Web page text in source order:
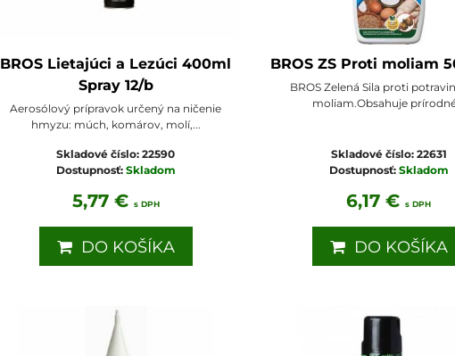
BROS Lietajúci a Lezúci 400ml
Spray 12/b
Aerosólový prípravok určený na ničenie
hmyzu: múch, komárov, molí,...
Skladové číslo:22590
Dostupnosť: Skladom
5,77 € s DPH
DO KOŠÍKA
BROS ZS Proti moliam
BROS Zelená Sila proti
moliam.Obsahuje
Skladové číslo: 22631
Dostupnosť: Skladom
6,17 €s DPH
DO KOŠÍKA